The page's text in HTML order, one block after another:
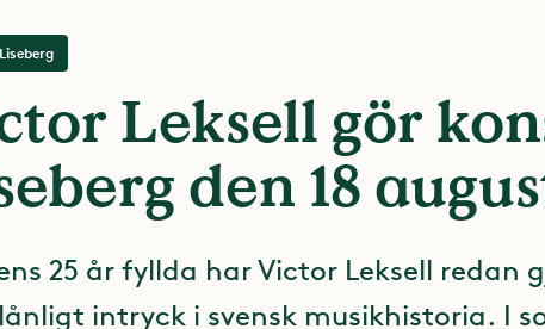
Leksell gör
den 18
25 år fyllda har Victor Leksell redan
intryck i svensk musikhistoria. I